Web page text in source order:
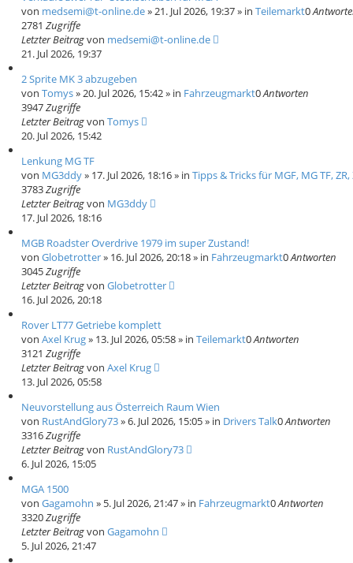
von medsemi@t-online.de»21. Jul 2026, 19:37» in Teilemarkt0
2781 Zugriffe
Letzter Beitragvon medsemi@t-online.de
21. Jul 2026, 19:37
2 Sprite MK 3 abzugeben
von Tomys»20. Jul 2026, 15:42» in Fahrzeugmarkt0Antworten
3947Zugriffe
Letzter Beitragvon Tomys
20. Jul 2026, 15:42
Lenkung MG TF
von MG3ddy» 17. Jul 2026, 18:16» in Tipps & Tricks für MGF, MG TF, ZR,
3783Zugriffe
Letzter Beitragvon MG3ddy
17. Jul 2026, 18:16
MGB Roadster Overdrive 1979 im super Zustand!
von Globetrotter» 16. Jul 2026, 20:18» in Fahrzeugmarkt0Antworten
3045Zugriffe
Letzter Beitragvon Globetrotter
16. Jul 2026, 20:18
Rover LT77 Getriebe komplett
von Axel Krug» 13. Jul 2026, 05:58» in Teilemarkt0Antworten
3121 Zugriffe
Letzter Beitragvon Axel Krug
13. Jul 2026, 05:58
Neuvorstellung aus Österreich Raum Wien
von RustAndGlory73»6. Jul 2026, 15:05» in Drivers Talk0Antworten
3316Zugriffe
Letzter Beitragvon RustAndGlory73
6. Jul 2026, 15:05
MGA 1500
von Gagamohn » 5. Jul 2026, 21:47» in Fahrzeugmarkt0Antworten
3320Zugriffe
Letzter Beitragvon Gagamohn
5. Jul 2026, 21:47